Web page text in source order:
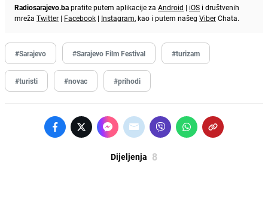
Radiosarajevo.bapratite putem aplikacije za Android | iOS i društvenih
mreža Twitter | Facebook | Instagram, kao i putem našeg ViberChata.
#Sarajevo #Sarajevo Film Festival #turizam
#turisti #novac #prihodi
Dijeljenja 8